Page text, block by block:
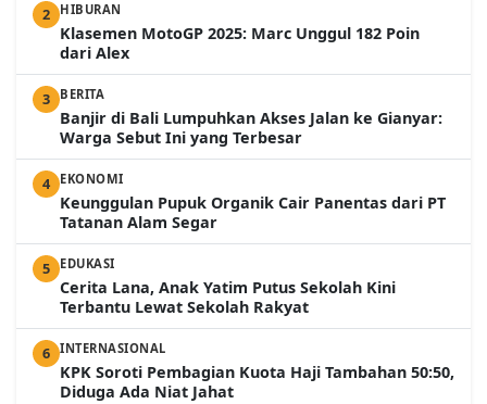
2 HIBURAN
Klasemen MotoGP 2025: Marc Unggul 182 Poin
dari Alex
3 BERITA
Banjir di Bali Lumpuhkan Akses Jalan ke Gianyar:
Warga Sebut Ini yang Terbesar
4 EKONOMI
Keunggulan Pupuk Organik Cair Panentas dari PT
Tatanan Alam Segar
5 EDUKASI
Cerita Lana, Anak Yatim Putus Sekolah Kini
Terbantu Lewat Sekolah Rakyat
6 INTERNASIONAL
KPK Soroti Pembagian Kuota Haji Tambahan 50:50,
Diduga Ada Niat Jahat